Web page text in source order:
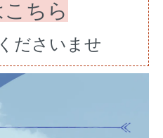
ちら
ださいませ